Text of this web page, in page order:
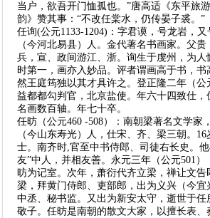
当户，欲吾开门恤孤也。”唐高适《东平旅
韵》赞其事：“不改任棠水，仍传晏子裘。”
任询(公元1133-1204)：字君谟，号龙岩，
（今河北易县）人。金代著名书画家。父
兵，宣、政间游江、浙。询生于虔州，为人
时第一，画亦入妙品。评者谓画高于书，书
然王庭筠独以其才具许之。登正隆二年（公
益都都勾判官，北京盐使。年六十四致仕，
名画数百轴。年七十卒。
任昉（公元460 -508）：南朝梁著名文学家
（今山东寿光）人，仕宋、齐、梁三朝。
士。南齐时,官至中书侍郎、司徒右长史。
友”中人，并相友善。永元三年（公元501
昉为记室。次年，萧衍代齐立梁，禅让文告
梁，拜黄门侍郎、吏部郎，出为义兴（今宜
中丞、秘书监。又出为新安太守，逝世于
敬子。任昉是南朝的散文大家，以擅长表、